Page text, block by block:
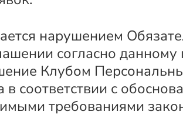
нарушением
согласно данному
Клубом
в соответствии с
требованиями